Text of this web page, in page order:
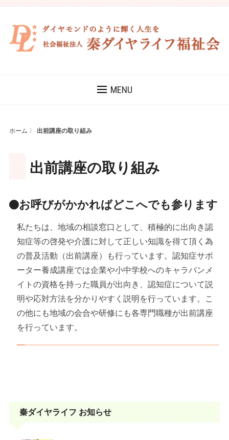
MENU
ホーム 〉 出前講座の取り組み
出前講座の取り組み
お呼びがかかればどこへでも参ります
私たちは、地域の相談窓口として、積極的に出向き認
知症等の啓発や介護に対して正しい知識を得て頂く為
の普及活動（出前講座）も行っています。認知症サポ
ーター養成講座では企業や小中学校へのキャラバンメ
イトの資格を持った職員が出向き、認知症について説
明や応対方法を分かりやすく説明を行っています。こ
の他にも地域の会合や研修にも各専門職種が出前講座
を行っています。
秦ダイヤライフ お知らせ